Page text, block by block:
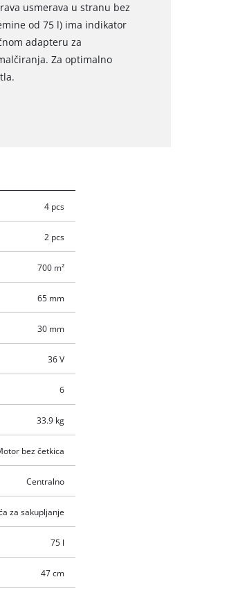
usmerava u stranu bez
od 75 l) ima indikator
adapteru za
Za optimalno
4 pcs
2 pcs
700 m²
65 mm
30 mm
36 V
6
33.9 kg
bez četkica
Centralno
za sakupljanje
75 l
47 cm